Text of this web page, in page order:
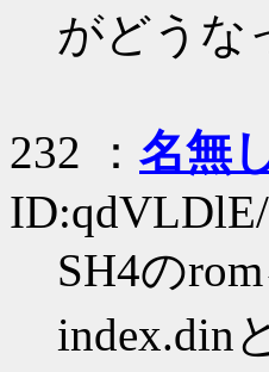
がどうな
232 ： 名無
ID:qdVLDlE/
SH4の
index.din